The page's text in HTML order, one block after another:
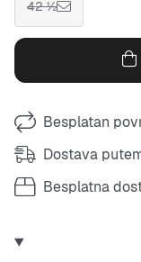
42 ½
Besplatan
Dostava
Besplatna